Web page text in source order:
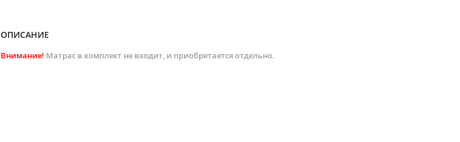
ОПИСАНИЕ
Внимание! Матрас в комплект не входит, и приобретается отдельно.